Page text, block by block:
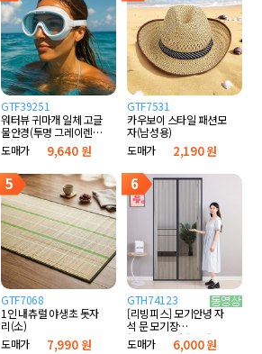
GTF39251
워터뷰 귀마개 일체 고글
물안경(투명 그레이렌
즈) (화이트)
도매가 9,640 원
GTF7531
카우보이 스타일 패션모
자(남성용)
도매가
2,190 원
5
GTF7068
1인 내츄럴 야생초 돗자
리(소)
도매가
7,990 원
6
GTH74123
[리빙피스] 모기안녕 자
석 문 모기장
(90x210cm) (블랙)
도매가 6,000 원